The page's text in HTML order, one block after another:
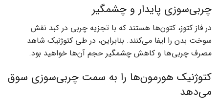
چربی‌سوزی پایدار و چشمگیر
در فاز کتوز، کتون‌ها هستند که با تجزیه چربی در کبد نقش
سوخت بدن را ایفا می‌کنند. بنابراین، در طی کتوژنیک شاهد
مصرف چربی‌ها و کاهش چشمگیر حجم آن‌ها خواهید بود.
کتوژنیک هورمون‌ها را به سمت چربی‌سوزی سوق
می‌دهد